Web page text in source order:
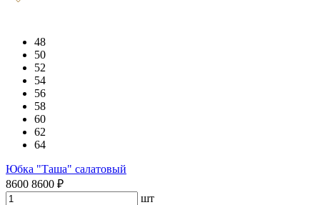
48
50
52
54
56
58
60
62
64
Юбка "Таша" салатовый
8600 8600 ₽
шт